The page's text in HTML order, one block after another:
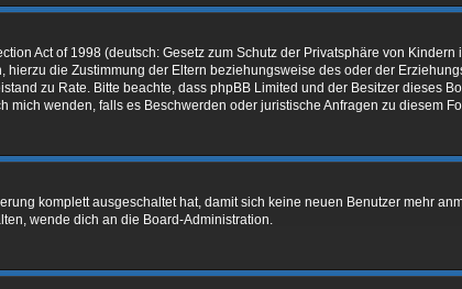
Act of 1998 (deutsch: Gesetz zum Schutz der Privatsphäre von
die Zustimmung der Eltern beziehungsweise des oder der
zu Rate. Bitte beachte, dass phpBB Limited und der Besitzer
mich wenden, falls es Beschwerden oder juristische Anfragen zu diesem
komplett ausgeschaltet hat, damit sich keine neuen Benutzer mehr
wende dich an die Board-Administration.